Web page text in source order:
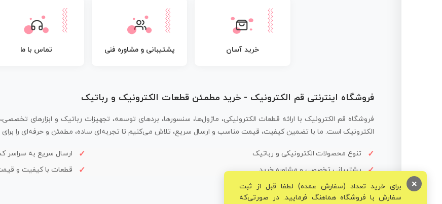
خرید آسان پشتیبانی و مشاوره فنی تماس با ما
فروشگاه اینترنتی قم الکترونیک - خرید مطمئن قطعات الکترونیک و رباتیک
فروشگاه قم الکترونیک با ارائه قطعات الکترونیکی، ماژول‌ها، سنسورها، بردهای توسعه، تجهیزات رباتیک و ابزارهای
الکترونیک است. ما با تضمین کیفیت، قیمت مناسب و ارسال سریع، تلاش می‌کنیم تا تجربه‌ای ساده، مطمئن و حرفه‌ای را برای
تنوع محصولات الکترونیکی و رباتیک
ارسال سریع به سراسر
پشتیبانی تخصصی و مشاوره خرید
قطعات با کیفیت و
برای خرید تعداد (سفارش عمده) لطفا قبل از ثبت
سفارش با فروشگاه هماهنگ فرمایید. در صورتی‌که
×